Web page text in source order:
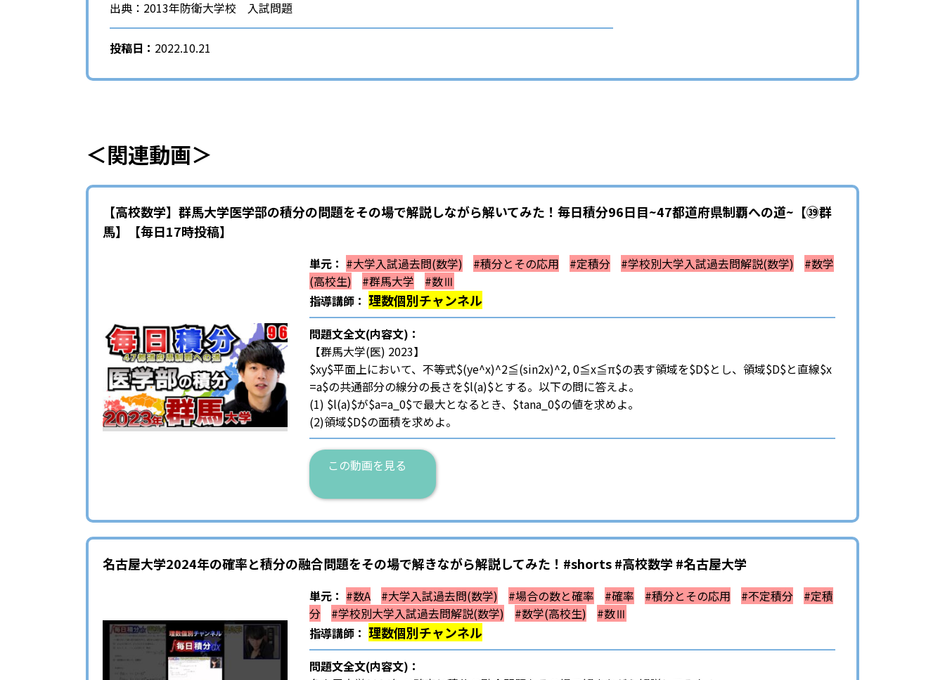
出典：2013年防衛大学校 入試問題
投稿日： 2022.10.21
＜関連動画＞
【高校数学】群馬大学医学部の積分の問題をその場で解説しながら解いてみた！毎日積分96日目~47都道府県制覇への道~【㊴群
馬】【毎日17時投稿】
単元： #大学入試過去問(数学) #積分とその応用 #定積分 #学校別大学入試過去問解説(数学)
#数学
(高校生)
#群馬大学
#数Ⅲ
指導講師： 理数個別チャンネル
問題文全文(内容文)：
【群馬大学(医) 2023】
$xy$平面上において、不等式$(ye^x)^2≦(sin2x)^2, 0≦x≦π$の表す領域を$D$とし、領域$D$と直線$x
=a$の共通部分の線分の長さを$l(a)$とする。以下の問に答えよ。
(1) $l(a)$が$a=a_0$で最大となるとき、$tana_0$の値を求めよ。
(2)領域$D$の面積を求めよ。
この動画を見る
名古屋大学2024年の確率と積分の融合問題をその場で解きながら解説してみた！#shorts #高校数学 #名古屋大学
単元： #数A #大学入試過去問(数学) #場合の数と確率 #確率 #積分とその応用 #不定積分
#定積
分
#学校別大学入試過去問解説(数学) #数学(高校生)
#数Ⅲ
指導講師： 理数個別チャンネル
問題文全文(内容文)：